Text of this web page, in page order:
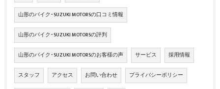
山形のバイク･SUZUKI MOTORSの口コミ情報
山形のバイク･SUZUKI MOTORSの評判
山形のバイク･SUZUKI MOTORSのお客様の声 サービス 採用情報
スタッフ アクセス お問い合わせ プライバシーポリシー